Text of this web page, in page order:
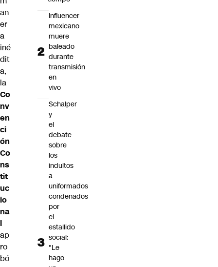
an
er
a
iné
dit
a,
la
Co
nv
en
ci
ón
Co
ns
tit
uc
io
na
l
ap
ro
bó
Influencer
mexicano
muere
baleado
durante
transmisión
en
vivo
Schalper
y
el
debate
sobre
los
indultos
a
uniformados
condenados
por
el
estallido
social:
"Le
hago